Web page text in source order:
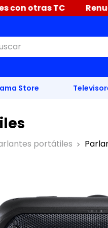
Renueva tu
Store
portátiles